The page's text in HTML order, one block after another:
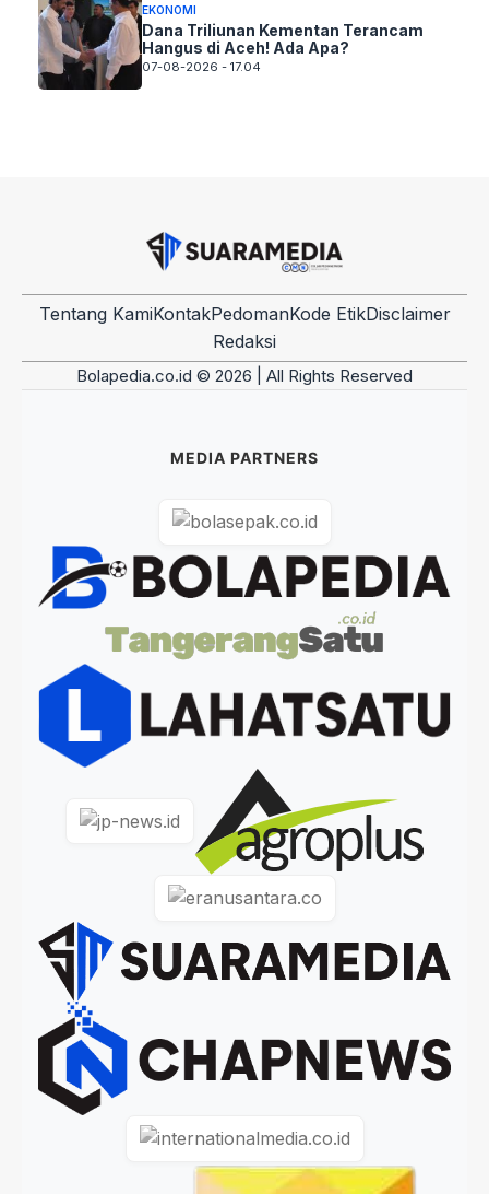
EKONOMI
Dana Triliunan Kementan Terancam
Hangus di Aceh! Ada Apa?
07-08-2026 - 17.04
Tentang KamiKontakPedomanKode EtikDisclaimer
Redaksi
Bolapedia.co.id © 2026 | All Rights Reserved
MEDIA PARTNERS